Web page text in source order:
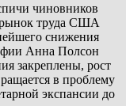
чиновников
рынок труда США
снижения
Анна Полсон
закреплены, рост
в проблему
экспансии до